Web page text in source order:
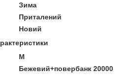
Зима
Приталений
Новий
M
Бежевий+повербанк 20000